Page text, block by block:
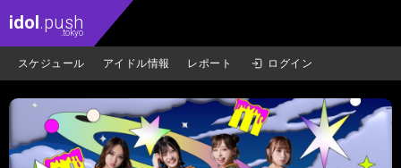
idol.push
.tokyo
スケジュール アイドル情報 レポート ログイン